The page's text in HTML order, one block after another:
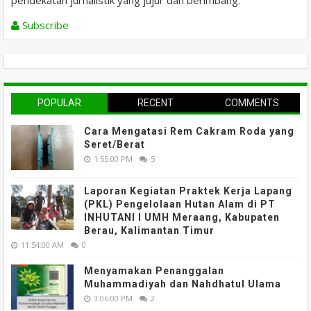
Subscribe
POPULAR RECENT COMMENTS
Cara Mengatasi Rem Cakram Roda yang
Seret/Berat
1:55:00 PM 5
Laporan Kegiatan Praktek Kerja Lapang
(PKL) Pengelolaan Hutan Alam di PT
INHUTANI I UMH Meraang, Kabupaten
Berau, Kalimantan Timur
11:54:00 AM 0
Menyamakan Penanggalan
Muhammadiyah dan Nahdhatul Ulama
3:06:00 PM 2